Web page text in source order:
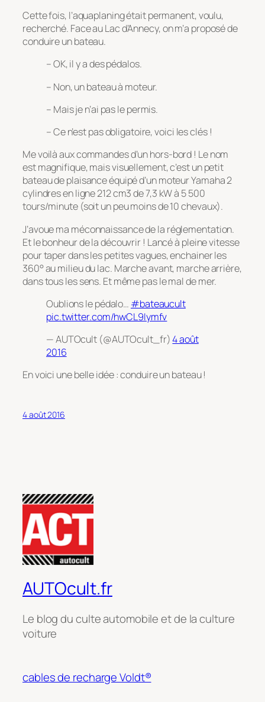
Cette fois, l’aquaplaning était permanent, voulu,
recherché. Face au Lac d’Annecy, on m’a proposé de
conduire un bateau.
– OK, il y a des pédalos.
– Non, un bateau à moteur.
– Mais je n’ai pas le permis.
– Ce n’est pas obligatoire, voici les clés !
Me voilà aux commandes d’un hors-bord ! Le nom
est magnifique, mais visuellement, c’est un petit
bateau de plaisance équipé d’un moteur Yamaha 2
cylindres en ligne 212 cm3 de 7,3 kW à 5 500
tours/minute (soit un peu moins de 10 chevaux).
J’avoue ma méconnaissance de la réglementation.
Et le bonheur de la découvrir ! Lancé à pleine vitesse
pour taper dans les petites vagues, enchainer les
360° au milieu du lac. Marche avant, marche arrière,
dans tous les sens. Et même pas le mal de mer.
Oublions le pédalo… #bateaucult
pic.twitter.com/hwCL9Iymfv
— AUTOcult (@AUTOcult_fr)4 août
2016
En voici une belle idée : conduire un bateau !
4 août 2016
AUTOcult.fr
Le blog du culte automobile et de la culture
voiture
cables de recharge Voldt®